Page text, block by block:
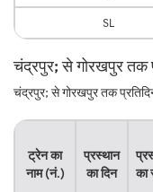
SL
चंद्रपुर; से गोरखपुर तक
चंद्रपुर; से गोरखपुर तक
ट्रेन का
नाम (नं.)
प्रस्थान
का दिन
का